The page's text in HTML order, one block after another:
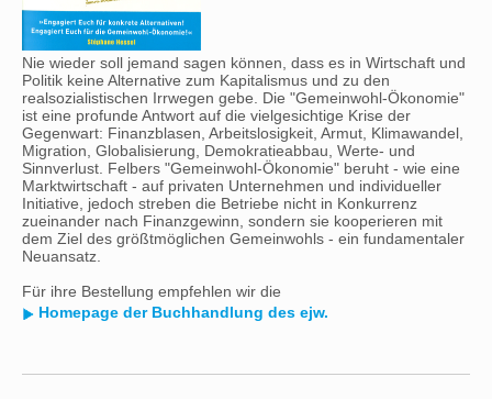
Nie wieder soll jemand sagen können, dass es in Wirtschaft und
Politik keine Alternative zum Kapitalismus und zu den
realsozialistischen Irrwegen gebe. Die "Gemeinwohl-Ökonomie"
ist eine profunde Antwort auf die vielgesichtige Krise der
Gegenwart: Finanzblasen, Arbeitslosigkeit, Armut, Klimawandel,
Migration, Globalisierung, Demokratieabbau, Werte- und
Sinnverlust. Felbers "Gemeinwohl-Ökonomie" beruht - wie eine
Marktwirtschaft - auf privaten Unternehmen und individueller
Initiative, jedoch streben die Betriebe nicht in Konkurrenz
zueinander nach Finanzgewinn, sondern sie kooperieren mit
dem Ziel des größtmöglichen Gemeinwohls - ein fundamentaler
Neuansatz.
Für ihre Bestellung empfehlen wir die
Homepage der Buchhandlung des ejw.